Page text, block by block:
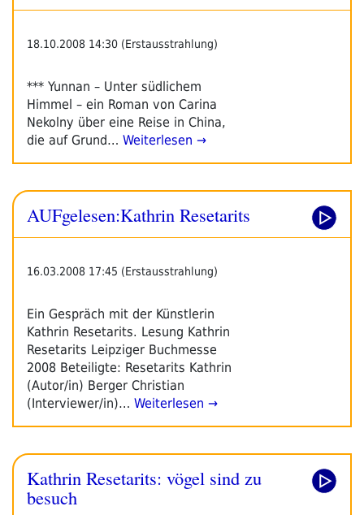
18.10.2008 14:30 (Erstausstrahlung)
*** Yunnan – Unter südlichem
Himmel – ein Roman von Carina
Nekolny über eine Reise in China,
die auf Grund… Weiterlesen →
AUFgelesen:Kathrin Resetarits
16.03.2008 17:45 (Erstausstrahlung)
Ein Gespräch mit der Künstlerin
Kathrin Resetarits. Lesung Kathrin
Resetarits Leipziger Buchmesse
2008 Beteiligte: Resetarits Kathrin
(Autor/in) Berger Christian
(Interviewer/in)… Weiterlesen →
Kathrin Resetarits: vögel sind zu
besuch